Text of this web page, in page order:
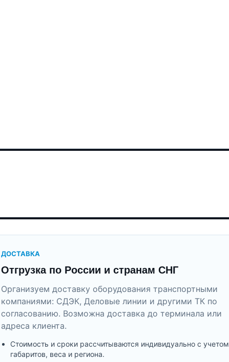
ДОСТАВКА
Отгрузка по России и странам СНГ
Организуем доставку оборудования транспортными
компаниями: СДЭК, Деловые линии и другими ТК по
согласованию. Возможна доставка до терминала или
адреса клиента.
Стоимость и сроки рассчитываются индивидуально с учетом
габаритов, веса и региона.